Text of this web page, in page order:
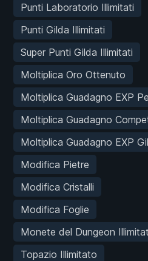
Punti Laboratorio Illimitati
Punti Gilda Illimitati
Super Punti Gilda Illimitati
Moltiplica Oro Ottenuto
Moltiplica Guadagno EXP
Moltiplica Guadagno
Moltiplica Guadagno EXP
Modifica Pietre
Modifica Cristalli
Modifica Foglie
Monete del Dungeon
Topazio Illimitato